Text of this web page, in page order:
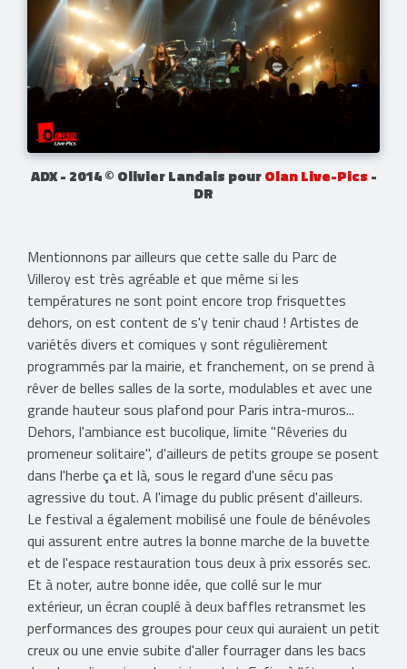
ADX - 2014 © Olivier Landais pourOlan Live-Pics -
DR
Mentionnons par ailleurs que cette salle du Parc de
Villeroy est très agréable et que même si les
températures ne sont point encore trop frisquettes
dehors, on est content de s'y tenir chaud ! Artistes de
variétés divers et comiques y sont régulièrement
programmés par la mairie, et franchement, on se prend à
rêver de belles salles de la sorte, modulables et avec une
grande hauteur sous plafond pour Paris intra-muros...
Dehors, l'ambiance est bucolique, limite "Rêveries du
promeneur solitaire", d'ailleurs de petits groupe se posent
dans l'herbe ça et là, sous le regard d'une sécu pas
agressive du tout. A l'image du public présent d'ailleurs.
Le festival a également mobilisé une foule de bénévoles
qui assurent entre autres la bonne marche de la buvette
et de l'espace restauration tous deux à prix essorés sec.
Et à noter, autre bonne idée, que collé sur le mur
extérieur, un écran couplé à deux baffles retransmet les
performances des groupes pour ceux qui auraient un petit
creux ou une envie subite d'aller fourrager dans les bacs